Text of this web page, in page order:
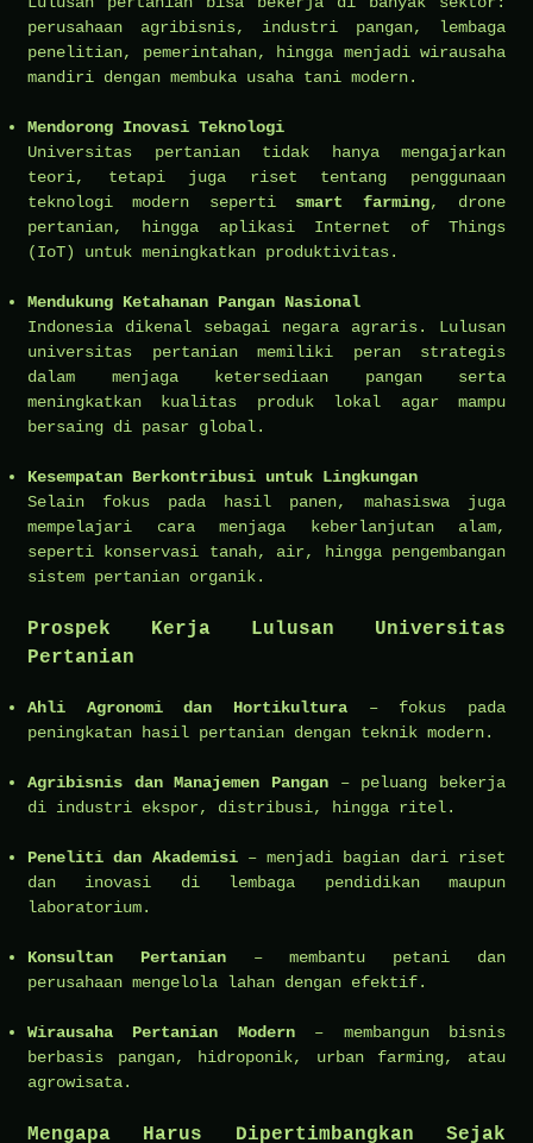
perusahaan agribisnis, industri pangan, lembaga
penelitian, pemerintahan, hingga menjadi wirausaha
mandiri dengan membuka usaha tani modern.
Mendorong Inovasi Teknologi
Universitas pertanian tidak hanya mengajarkan
teori, tetapi juga riset tentang penggunaan
teknologi modern seperti smart farming, drone
pertanian, hingga aplikasi Internet of Things
(IoT) untuk meningkatkan produktivitas.
Mendukung Ketahanan Pangan Nasional
Indonesia dikenal sebagai negara agraris. Lulusan
universitas pertanian memiliki peran strategis
dalam menjaga ketersediaan pangan serta
meningkatkan kualitas produk lokal agar mampu
bersaing di pasar global.
Kesempatan Berkontribusi untuk Lingkungan
Selain fokus pada hasil panen, mahasiswa juga
mempelajari cara menjaga keberlanjutan alam,
seperti konservasi tanah, air, hingga pengembangan
sistem pertanian organik.
Prospek Kerja Lulusan Universitas
Pertanian
Ahli Agronomi dan Hortikultura – fokus pada
peningkatan hasil pertanian dengan teknik modern.
Agribisnis dan Manajemen Pangan – peluang bekerja
di industri ekspor, distribusi, hingga ritel.
Peneliti dan Akademisi– menjadi bagian dari riset
dan inovasi di lembaga pendidikan maupun
laboratorium.
Konsultan Pertanian– membantu petani dan
perusahaan mengelola lahan dengan efektif.
Wirausaha Pertanian Modern– membangun bisnis
berbasis pangan, hidroponik, urban farming, atau
agrowisata.
Mengapa Harus Dipertimbangkan Sejak